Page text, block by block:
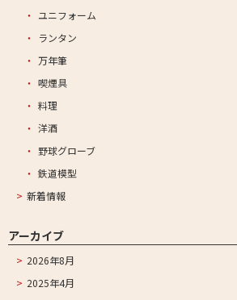
ユニフォーム
ランタン
万年筆
喫煙具
料理
洋酒
野球グローブ
鉄道模型
新着情報
アーカイブ
2026年8月
2025年4月